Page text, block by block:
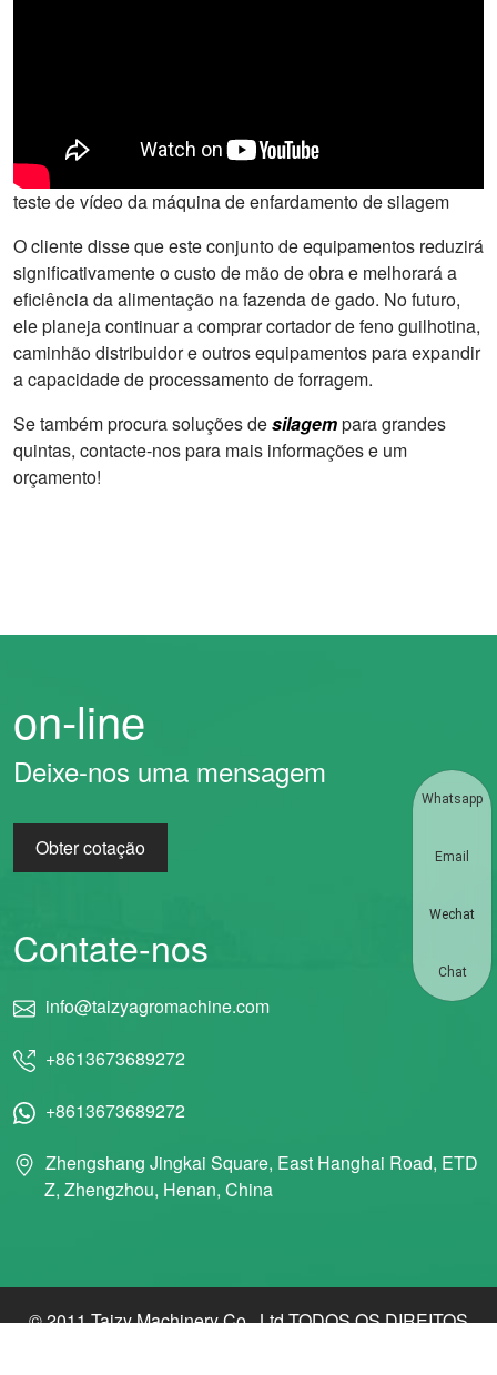
teste de vídeo da máquina de enfardamento de silagem
O cliente disse que este conjunto de equipamentos reduzirá
significativamente o custo de mão de obra e melhorará a
eficiência da alimentação na fazenda de gado. No futuro,
ele planeja continuar a comprar cortador de feno guilhotina,
caminhão distribuidor e outros equipamentos para expandir
a capacidade de processamento de forragem.
Se também procura soluções desilagempara grandes
quintas, contacte-nos para mais informações e um
orçamento!
on-line
Deixe-nos uma mensagem
Obter cotação
Contate-nos
info@taizyagromachine.com
+8613673689272
+8613673689272
Zhengshang Jingkai Square, East Hanghai Road, ETD
Z, Zhengzhou, Henan, China
© 2011 Taizy Machinery Co., Ltd TODOS OS DIREITOS
Whatsapp
Email
Wechat
Chat